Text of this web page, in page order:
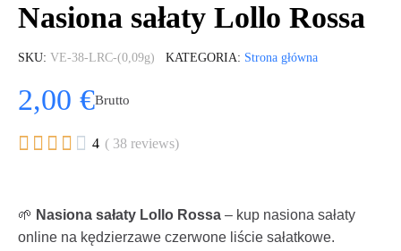
Nasiona sałaty Lollo Rossa
SKU VE-38-LRC-(0,09g) KATEGORIA Strona główna
2,00 €Brutto
     4 ( 38 reviews)
🌱 Nasiona sałaty Lollo Rossa – kup nasiona sałaty
online na kędzierzawe czerwone liście sałatkowe.